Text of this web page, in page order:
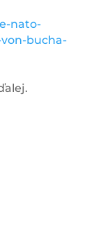
nato-
bucha-